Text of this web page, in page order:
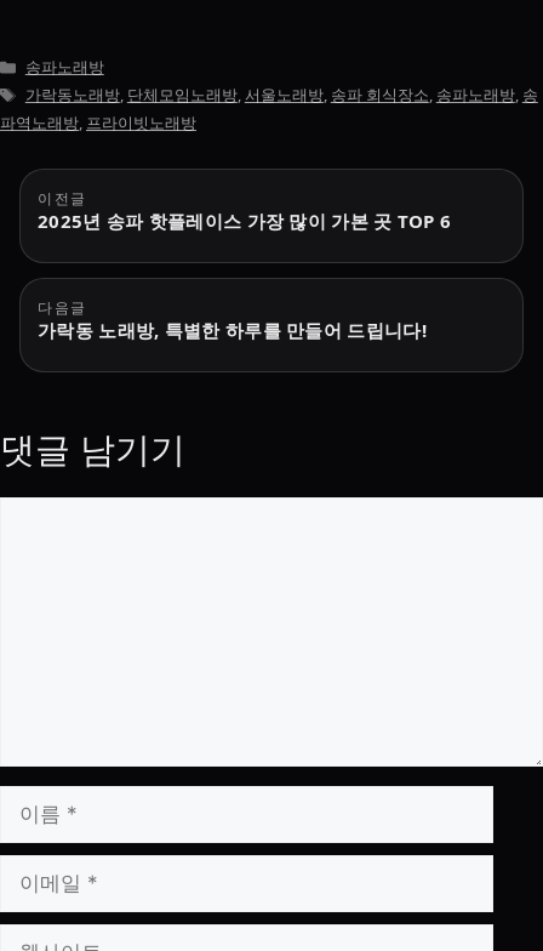
카
테
고
리
송파노래방
태
그
가락동노래방, 단체모임노래방, 서울노래방, 송파 회식장소, 송파노래방, 송
파역노래방, 프라이빗노래방
글
탐
색
이전글
2025년 송파 핫플레이스 가장 많이 가본 곳 TOP 6
다음글
가락동 노래방, 특별한 하루를 만들어 드립니다!
댓글 남기기
일